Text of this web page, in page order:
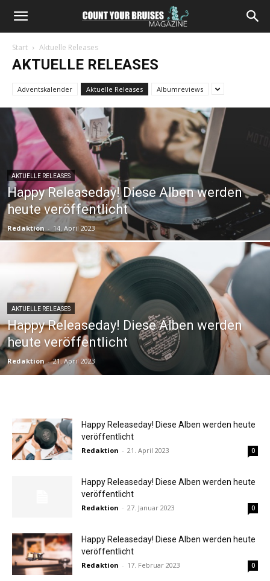
Start Aktuelle Releases
AKTUELLE RELEASES
Adventskalender Aktuelle Releases Albumreviews
AKTUELLE RELEASES
Happy Releaseday! Diese Alben werden
heute veröffentlicht
Redaktion - 14. April 2023
AKTUELLE RELEASES
Happy Releaseday! Diese Alben werden
heute veröffentlicht
Redaktion - 21. April 2023
Happy Releaseday! Diese Alben werden heute
veröffentlicht
Redaktion - 21. April 2023 0
Happy Releaseday! Diese Alben werden heute
veröffentlicht
Redaktion - 27. Januar 2023 0
Happy Releaseday! Diese Alben werden heute
veröffentlicht
Redaktion - 17. Februar 2023 0